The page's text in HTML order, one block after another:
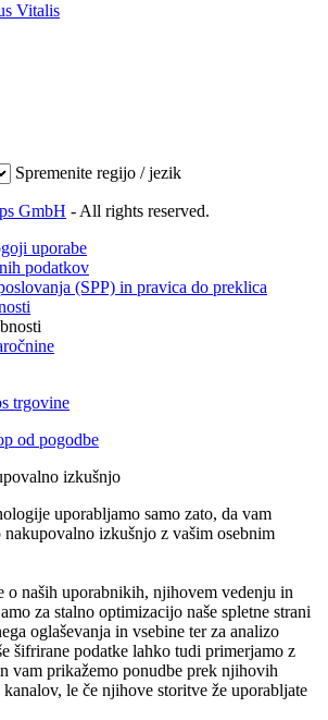
Vitalis
Spremenite regijo / jezik
GmbH - All rights reserved.
uporabe
podatkov
(SPP) in pravica do preklica
trgovine
od pogodbe
izkušnjo
uporabljamo samo zato, da vam
izkušnjo z vašim osebnim
o naših uporabnikih, njihovem vedenju in
za stalno optimizacijo naše spletne strani
oglaševanja in vsebine ter za analizo
šifrirane podatke lahko tudi primerjamo z
vam prikažemo ponudbe prek njihovih
le če njihove storitve že uporabljate